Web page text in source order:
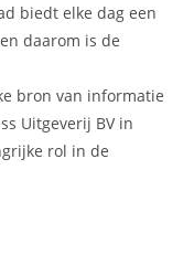
biedt elke dag een
daarom is de
bron van informatie
Uitgeverij BV in
rol in de